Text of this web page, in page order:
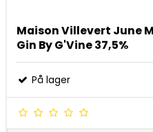
Maison Villevert June
Gin By G'Vine 37,5%
På lager